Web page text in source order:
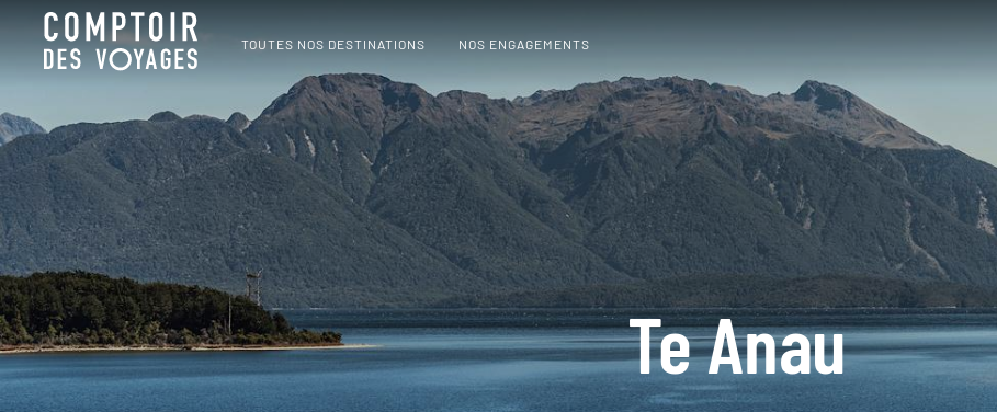
TOUTES NOS DESTINATIONS NOS ENGAGEMENTS
Te Anau